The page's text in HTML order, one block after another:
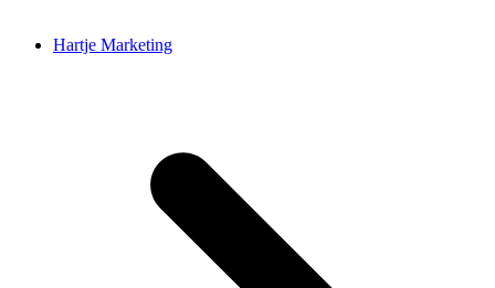
Hartje Marketing